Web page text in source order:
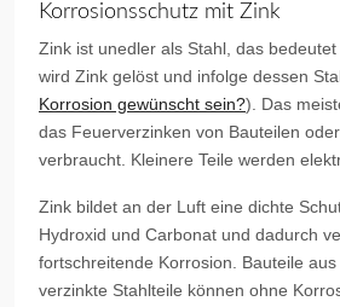
Korrosionsschutz mit Zink
Zink ist unedler als Stahl, das
wird Zink gelöst und infolge dessen
Korrosion gewünscht sein?). Das
das Feuerverzinken von Bauteilen
verbraucht. Kleinere Teile werden
Zink bildet an der Luft eine dichte
Hydroxid und Carbonat und dadurch
fortschreitende Korrosion. Bauteile
verzinkte Stahlteile können ohne